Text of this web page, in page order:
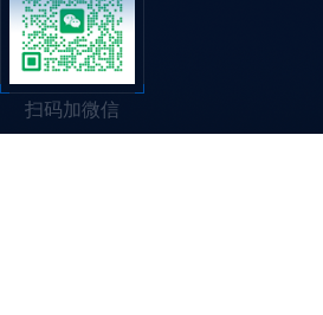
扫码加微信